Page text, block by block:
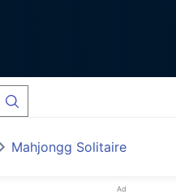
Mahjongg Solitaire
Ad